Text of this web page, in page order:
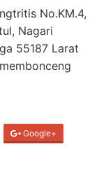
No.KM.4,
Nagari
55187 Larat
Google+